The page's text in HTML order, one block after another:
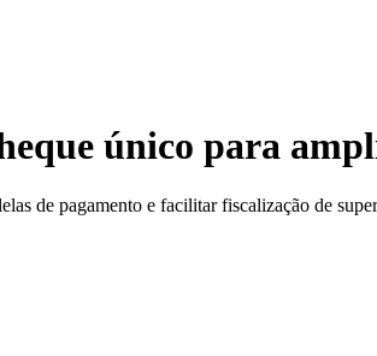
único para
de pagamento e facilitar fiscalização de